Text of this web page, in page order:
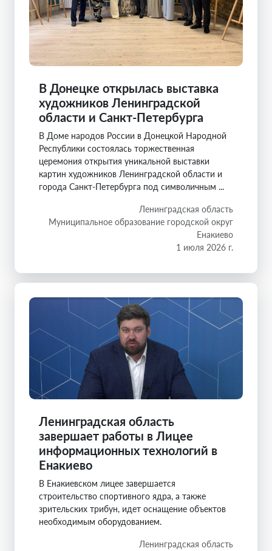
В Донецке открылась выставка
художников Ленинградской
области и Санкт-Петербурга
В Доме народов России в Донецкой Народной
Республики состоялась торжественная
церемония открытия уникальной выставки
картин художников Ленинградской области и
города Санкт-Петербурга под символичным ...
Ленинградская область
Муниципальное образование городской округ
Енакиево
1 июля 2026 г.
Ленинградская область
завершает работы в Лицее
информационных технологий в
Енакиево
В Енакиевском лицее завершается
строительство спортивного ядра, а также
зрительских трибун, идет оснащение объектов
необходимым оборудованием.
Ленинградская область